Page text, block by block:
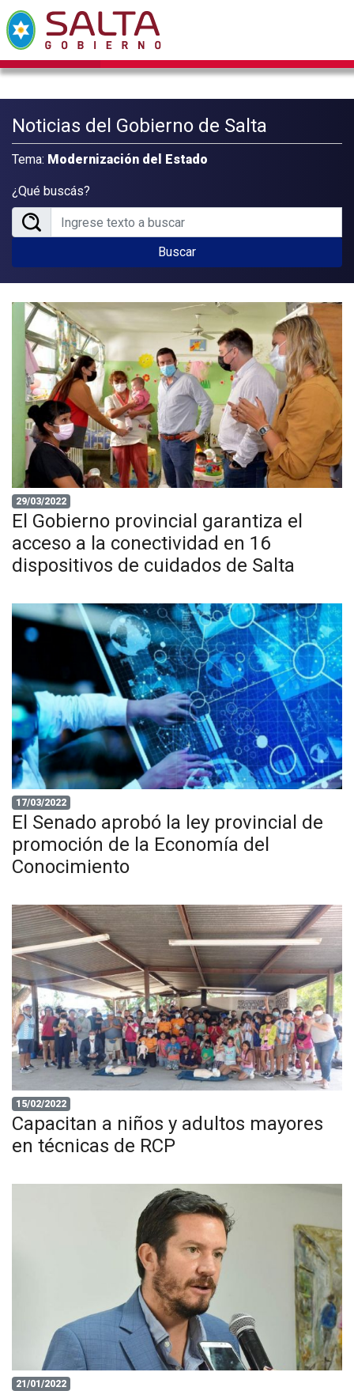
Noticias del Gobierno de Salta
Tema: Modernización del Estado
¿Qué buscás?
Buscar
29/03/2022
El Gobierno provincial garantiza el
acceso a la conectividad en 16
dispositivos de cuidados de Salta
17/03/2022
El Senado aprobó la ley provincial de
promoción de la Economía del
Conocimiento
15/02/2022
Capacitan a niños y adultos mayores
en técnicas de RCP
21/01/2022